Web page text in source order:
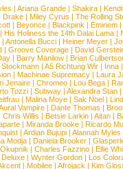
| Ariana Grande | Shakira |
Drake| Miley Cyrus | The Rolling
| Beyonce | Blackpink | Eminem |
| His Holiness the 14th Dalai Lama|
| Antonella Bucci | Heiner Meyer |
| Groove Coverage | David
| Barry Manilow| Brian
| A5 Richtung Wir | Inna |
| Machinae Supremacy | Laura
Jenaire | Chromeo | Lou Bega |
Tozzi| Subway| Alexandra Stan|
| Malina Moye| Sak Noel|
Vampire| Dante Thomas |
Chris Willis | Betsie Larkin| Aitan|
| Miranda Brooke| Ricardo
| Ardian Bujupi| Alannah Myles
Modja | Daniela Brooker |
| Charles Fazzino | Ellie
| Wynter Gordon | Los
| Mobilee | Afrojack | Kim